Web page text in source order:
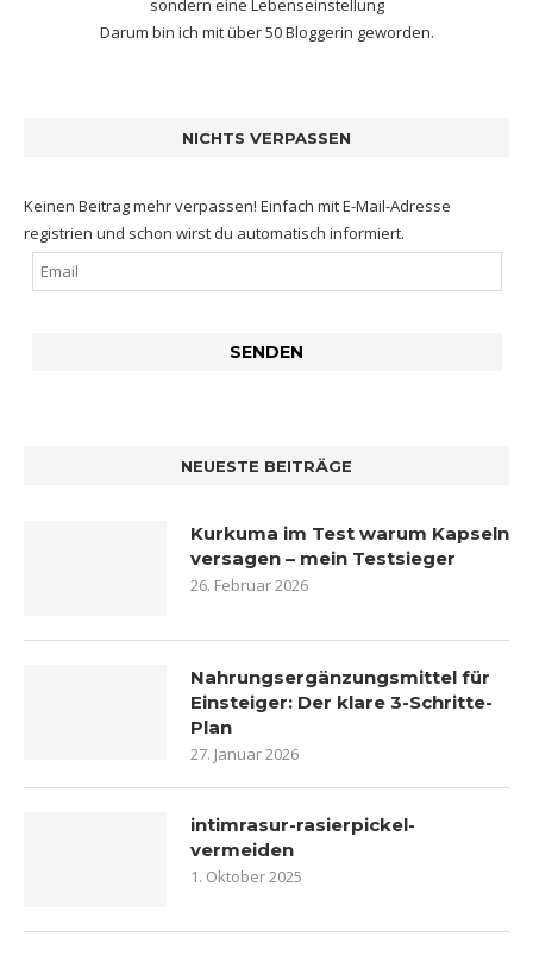
sondern eine Lebenseinstellung
Darum bin ich mitüber 50 Bloggerin geworden.
NICHTS VERPASSEN
Keinen Beitrag mehr verpassen! Einfach mit E-Mail-Adresse
registrien und schon wirst du automatisch informiert.
NEUESTE BEITRÄGE
Kurkuma im Test warum Kapseln
versagen – mein Testsieger
26. Februar 2026
Nahrungsergänzungsmittel für
Einsteiger: Der klare 3-Schritte-
Plan
27. Januar 2026
intimrasur-rasierpickel-
vermeiden
1. Oktober 2025